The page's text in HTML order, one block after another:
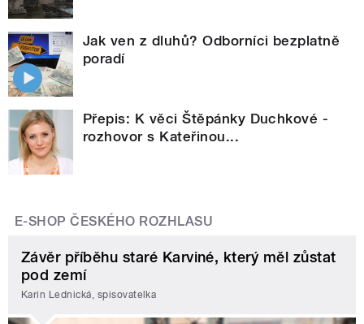
Jak ven z dluhů? Odborníci bezplatně
poradí
Přepis: K věci Štěpánky Duchkové -
rozhovor s Kateřinou...
E-SHOP ČESKÉHO ROZHLASU
Závěr příběhu staré Karviné, který měl zůstat
pod zemí
Karin Lednická, spisovatelka